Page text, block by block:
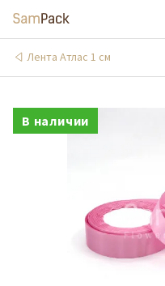
Лента Атлас 1 см
В наличии